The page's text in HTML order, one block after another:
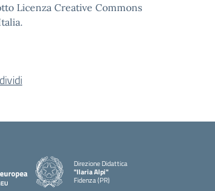
Licenza Creative Commons
Direzione Didattica
"Ilaria Alpi"
Fidenza (PR)